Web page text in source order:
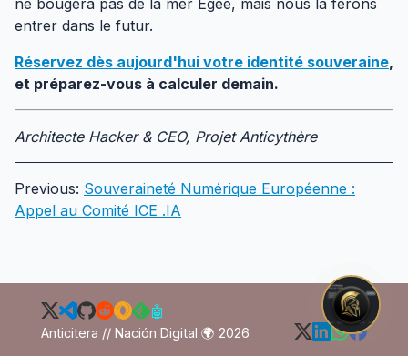
ne bougera pas de la mer Égée, mais nous la ferons
entrer dans le futur.
Réservez dès aujourd'hui votre identité souveraine,
et préparez-vous à calculer demain.
Architecte Hacker & CEO, Projet Anticythère
Previous: Souveraineté Numérique Européenne :
Appel au Comité ICE .IA
🤖
Anticitera // Nación Digital 🌍 2026